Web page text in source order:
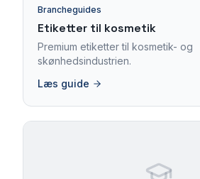
Brancheguides
Etiketter til kosmetik
Premium etiketter til kosmetik- og
skønhedsindustrien.
Læs guide